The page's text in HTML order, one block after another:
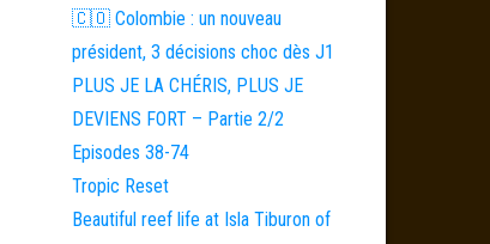
🇨🇴 Colombie : un nouveau
président, 3 décisions choc dès J1
PLUS JE LA CHÉRIS, PLUS JE
DEVIENS FORT – Partie 2/2
Episodes 38-74
Tropic Reset
Beautiful reef life at Isla Tiburon of